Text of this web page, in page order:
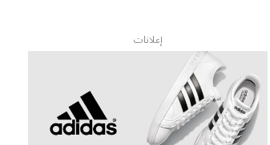
إعلانات